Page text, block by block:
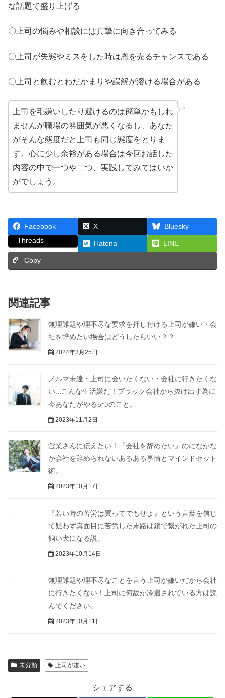
な話題で盛り上げる
〇上司の悩みや相談には真摯に向き合ってみる
〇上司が失態やミスをした時は恩を売るチャンスである
〇上司と飲むとわだかまりや誤解が溶ける場合がある
上司を毛嫌いしたり避けるのは簡単かもしれ
ませんが職場の雰囲気が悪くなるし、あなた
がそんな態度だと上司も同じ態度をとりま
す。心に少し余裕がある場合は今回お話した
内容の中で一つや二つ、実践してみてはいか
がでしょう。
Facebook X
Bluesky
Threads
Hatena LINE
Copy
関連記事
無理難題や理不尽な要求を押し付ける上司が嫌い・会
社を辞めたい場合はどうしたらいい？？
2024年3月25日
ノルマ未達・上司に会いたくない・会社に行きたくな
い...こんな生活嫌だ！ブラック会社から抜け出す為に
今あなたがやる5つのこと。
2023年11月2日
営業さんに伝えたい！『会社を辞めたい』のになかな
か会社を辞められないあるある事情とマインドセット
術。
2023年10月17日
『若い時の苦労は買ってでもせよ』という言葉を信じ
て疑わず真面目に苦労した末路は鎖で繋がれた上司の
飼い犬になる説。
2023年10月14日
無理難題や理不尽なことを言う上司が嫌いだから会社
に行きたくない！上司に何故か冷遇されている方は読
んでください。
2023年10月11日
未分類 上司が嫌い
シェアする